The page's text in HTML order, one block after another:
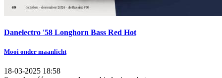
Danelectro '58 Longhorn Bass Red Hot
Mooi onder maanlicht
18-03-2025 18:58